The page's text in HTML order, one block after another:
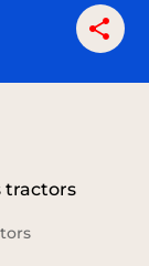
tractors